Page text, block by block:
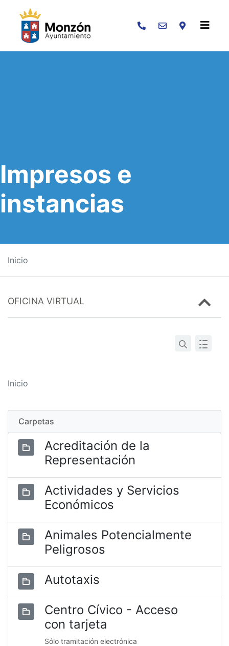
Buscar
Impresos e
instancias
Inicio
OFICINA VIRTUAL
Inicio
Carpetas
Acreditación de la
Representación
Actividades y Servicios
Económicos
Animales Potencialmente
Peligrosos
Autotaxis
Centro Cívico - Acceso
con tarjeta
Sólo tramitación electrónica